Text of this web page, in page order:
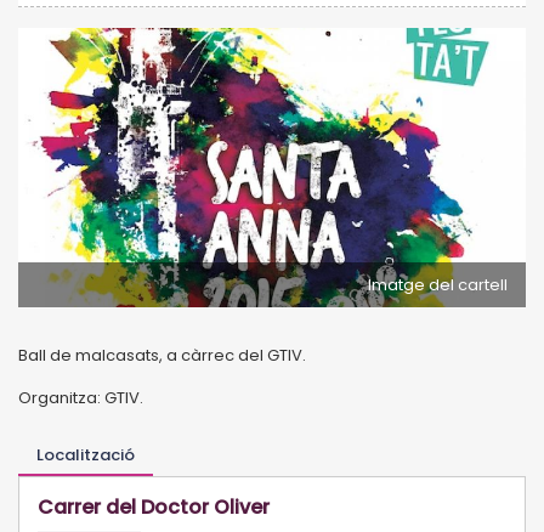
Imatge del cartell
Ball de malcasats, a càrrec del GTIV.
Organitza: GTIV.
Localització
Carrer del Doctor Oliver